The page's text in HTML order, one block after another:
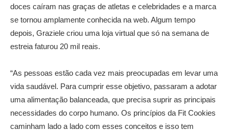
doces caíram nas graças de atletas e celebridades e a marca
se tornou amplamente conhecida na web. Algum tempo
depois, Graziele criou uma loja virtual que só na semana de
estreia faturou 20 mil reais.
“As pessoas estão cada vez mais preocupadas em levar uma
vida saudável. Para cumprir esse objetivo, passaram a adotar
uma alimentação balanceada, que precisa suprir as principais
necessidades do corpo humano. Os princípios da Fit Cookies
caminham lado a lado com esses conceitos e isso tem